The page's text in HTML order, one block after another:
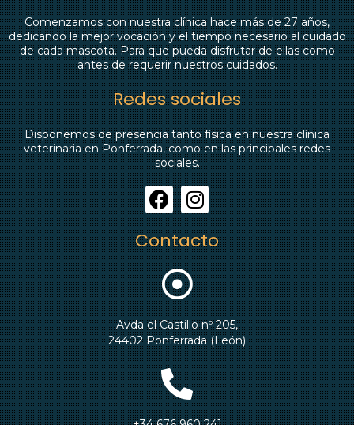
Comenzamos con nuestra clínica hace más de 27 años,
dedicando la mejor vocación y el tiempo necesario al cuidado
de cada mascota. Para que pueda disfrutar de ellas como
antes de requerir nuestros cuidados.
Redes sociales
Disponemos de presencia tanto física en nuestra clínica
veterinaria en Ponferrada, como en las principales redes
sociales.
Contacto
Avda el Castillo nº 205,
24402 Ponferrada (León)